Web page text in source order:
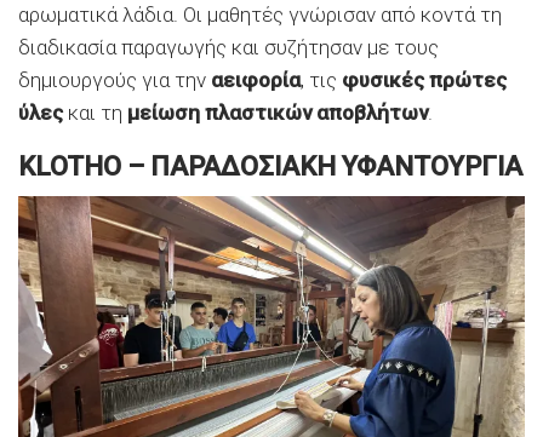
αρωματικά λάδια. Οι μαθητές γνώρισαν από κοντά τη
διαδικασία παραγωγής και συζήτησαν με τους
δημιουργούς για την αειφορία, τις φυσικές πρώτες
ύλεςκαι τη μείωση πλαστικών αποβλήτων.
KLOTHO – ΠΑΡΑΔΟΣΙΑΚΗ ΥΦΑΝΤΟΥΡΓΙΑ